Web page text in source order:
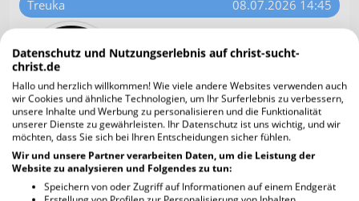
Treuka
08.07.2026 14:45
dass es GOTT bei den einen
Aber es ist doch allen geschenkt,
doch nicht alle nehmen es an.
Wie siehst du das ?
Arina
Datenschutz und Nutzungserlebnis auf christ-sucht-
christ.de
Hallo und herzlich willkommen! Wie viele andere Websites verwenden auch
wir Cookies und ähnliche Technologien, um Ihr Surferlebnis zu verbessern,
unsere Inhalte und Werbung zu personalisieren und die Funktionalität
unserer Dienste zu gewährleisten. Ihr Datenschutz ist uns wichtig, und wir
möchten, dass Sie sich bei Ihren Entscheidungen sicher fühlen.
Wir und unsere Partner verarbeiten Daten, um die Leistung der
Website zu analysieren und Folgendes zu tun:
Speichern von oder Zugriff auf Informationen auf einem Endgerät